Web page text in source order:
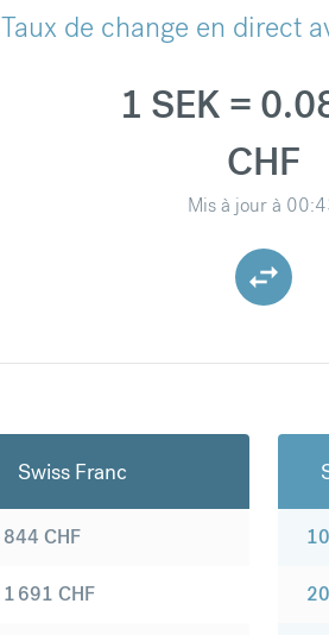
Taux de change en direct
1 SEK =
CHF
Mis à jour à
Swiss Franc
844 CHF
1 691 CHF